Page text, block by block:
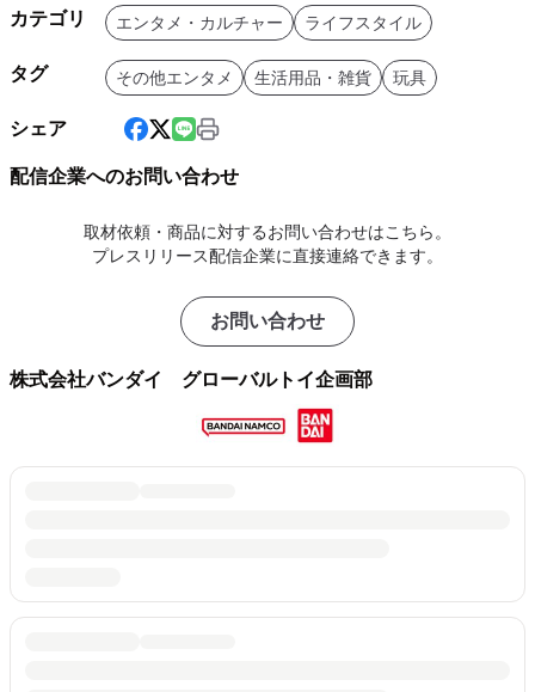
カテゴリ エンタメ・カルチャー ライフスタイル
タグ その他エンタメ 生活用品・雑貨 玩具
シェア
配信企業へのお問い合わせ
取材依頼・商品に対するお問い合わせはこちら。
プレスリリース配信企業に直接連絡できます。
お問い合わせ
株式会社バンダイ グローバルトイ企画部